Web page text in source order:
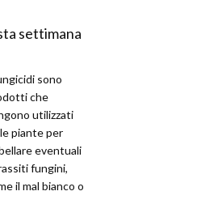
settimana
sono
che
utilizzati
piante per
eventuali
fungini,
il mal bianco o